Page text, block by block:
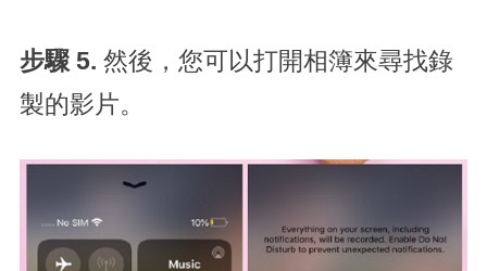
步驟 5. 然後，您可以打開相簿來尋找錄
製的影片。